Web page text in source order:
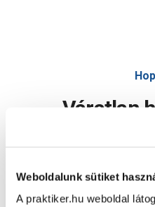
Weboldalunk sütiket
A praktiker.hu weboldal
Váratlan
Oldal